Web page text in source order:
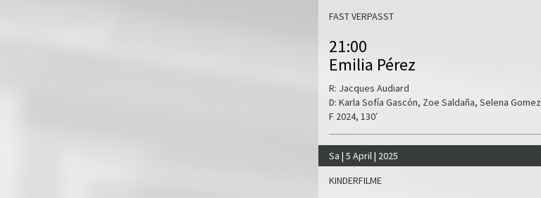
FAST VERPASST
21:00
Emilia Pérez
R: Jacques Audiard
D: Karla Sofía Gascón, Zoe Saldaña, Selena Gomez
F 2024, 130′
Sa | 5 April | 2025
KINDERFILME